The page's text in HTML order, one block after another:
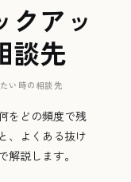
クアッ
談先
い時の相談先
をどの頻度で残
、よくある抜け
説します。